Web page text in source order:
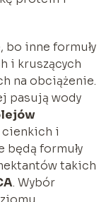
bo inne formuły
i kruszących
na obciążenie.
pasują wody
cienkich i
będą formuły
takich
. Wybór